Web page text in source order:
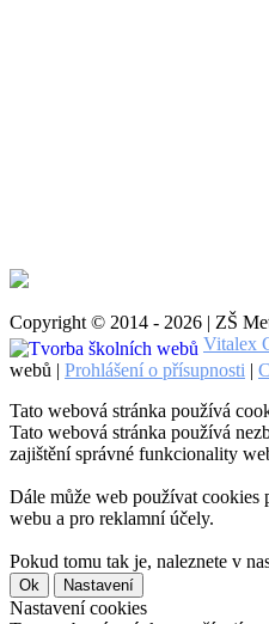
Copyright © 2014 - 2026 | ZŠ
Vitalex
webů | Prohlášení o přísupnosti |
Tato webová stránka používá
Tato webová stránka používá
zajištění správné funkcionality
Dále může web používat cookies
webu a pro reklamní účely.
Pokud tomu tak je, naleznete v
Ok Nastavení
Nastavení cookies